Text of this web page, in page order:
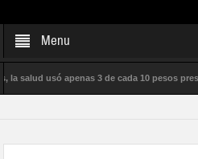
Menu
usó apenas 3 de cada 10 pesos